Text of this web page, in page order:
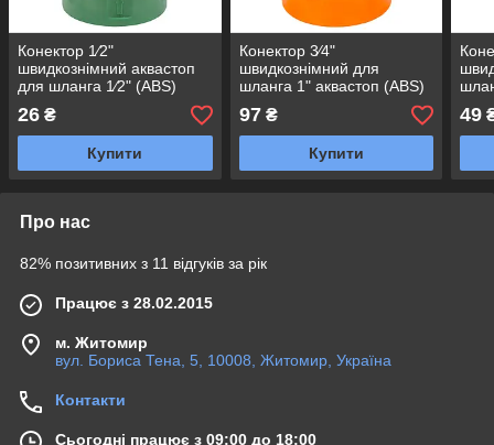
Конектор 1⁄2"
швидкознімний аквастоп
для шланга 1⁄2" (ABS)
GRAD (5016115)
26 ₴
Купити
Конектор 3⁄4"
швидкознімний для
шланга 1" аквастоп (ABS)
FLORA (5015504)
97₴
Купити
49
Про нас
82% позитивних з 11 відгуків за рік
Працює з 28.02.2015
м. Житомир
вул. Бориса Тена, 5, 10008, Житомир, Україна
Контакти
Сьогодні працює з 09:00 до 18:00